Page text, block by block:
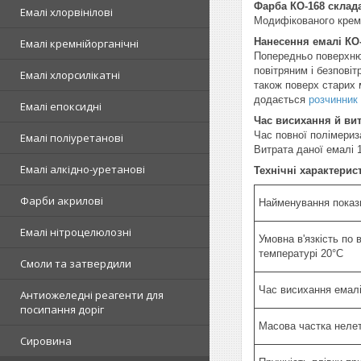
Емалі хлорвінілові
Емалі кремнійорганічні
Емалі хлорсилікатні
Емалі епоксидні
Емалі поліуретанові
Емалі алкідно-уретанові
Фарби акрилові
Емалі нітроцелюлозні
Смоли та затвердили
Антиожеледні реагенти для
посипання доріг
Сировина
Фарба КО-168
Модифікованого
Нанесення емалі
Попередньо
повітряним і
також поверх старих
додається
Час висихання й
Час повної
Витрата даної
Технічні
Найменування
Умовна в'язкість по
температурі 20°C
Час висихання
Масова частка